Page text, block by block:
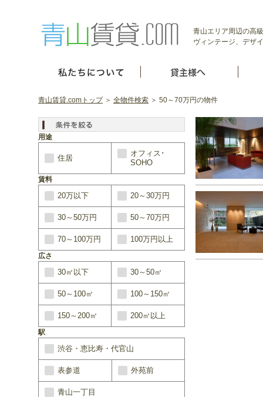
青山エリア周辺の高
ヴィンテージ、デザ
青山賃貸.comトップ＞ 全物件検索 ＞ 50～70万円の物件
用途
住居
オフィス･
SOHO
賃料
20万以下 20～30万円
30～50万円 50～70万円
70～100万円 100万円以上
広さ
30㎡以下 30～50㎡
50～100㎡ 100～150㎡
150～200㎡ 200㎡以上
駅
渋谷・恵比寿・代官山
表参道 外苑前
青山一丁目